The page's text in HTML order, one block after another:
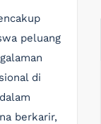
peluang
di
berkarir,